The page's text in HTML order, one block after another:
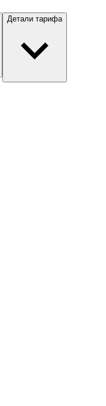
Детали тарифа